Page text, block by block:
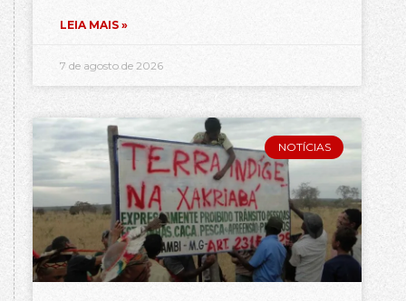
LEIA MAIS »
7 de agosto de 2026
NOTÍCIAS